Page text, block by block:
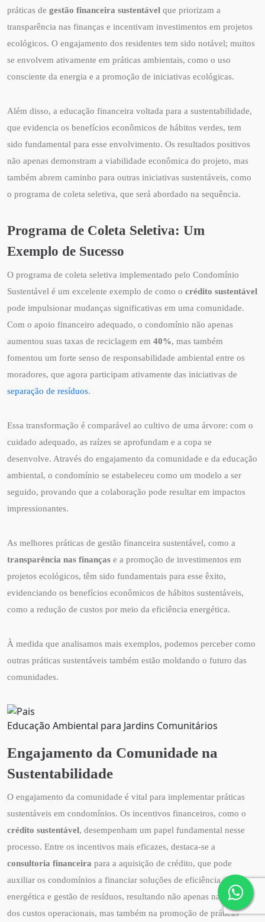
práticas de gestão financeira sustentável que priorizam a
transparência nas finanças e incentivam investimentos em projetos
ecológicos. O engajamento dos residentes tem sido notável; muitos
se envolvem ativamente em práticas ambientais, como o uso
consciente da energia e a promoção de iniciativas ecológicas.
Além disso, a educação financeira voltada para a sustentabilidade,
que evidencia os benefícios econômicos de hábitos verdes, tem
sido fundamental para esse envolvimento. Os resultados positivos
não apenas demonstram a viabilidade econômica do projeto, mas
também abrem caminho para outras iniciativas sustentáveis, como
o programa de coleta seletiva, que será abordado na sequência.
Programa de Coleta Seletiva: Um
Exemplo de Sucesso
O programa de coleta seletiva implementado pelo Condomínio
Sustentável é um excelente exemplo de como o crédito sustentável
pode impulsionar mudanças significativas em uma comunidade.
Com o apoio financeiro adequado, o condomínio não apenas
aumentou suas taxas de reciclagem em 40%, mas também
fomentou um forte senso de responsabilidade ambiental entre os
moradores, que agora participam ativamente das iniciativas de
separação de resíduos.
Essa transformação é comparável ao cultivo de uma árvore: com o
cuidado adequado, as raízes se aprofundam e a copa se
desenvolve. Através do engajamento da comunidade e da educação
ambiental, o condomínio se estabeleceu como um modelo a ser
seguido, provando que a colaboração pode resultar em impactos
impressionantes.
As melhores práticas de gestão financeira sustentável, como a
transparência nas finanças e a promoção de investimentos em
projetos ecológicos, têm sido fundamentais para esse êxito,
evidenciando os benefícios econômicos de hábitos sustentáveis,
como a redução de custos por meio da eficiência energética.
À medida que analisamos mais exemplos, podemos perceber como
outras práticas sustentáveis também estão moldando o futuro das
comunidades.
Educação Ambiental para Jardins Comunitários
Engajamento da Comunidade na
Sustentabilidade
O engajamento da comunidade é vital para implementar práticas
sustentáveis em condomínios. Os incentivos financeiros, como o
crédito sustentável, desempenham um papel fundamental nesse
processo. Entre os incentivos mais eficazes, destaca-se a
consultoria financeira para a aquisição de crédito, que pode
auxiliar os condomínios a financiar soluções de eficiência
energética e gestão de resíduos, resultando não apenas na redução
dos custos operacionais, mas também na promoção de práticas